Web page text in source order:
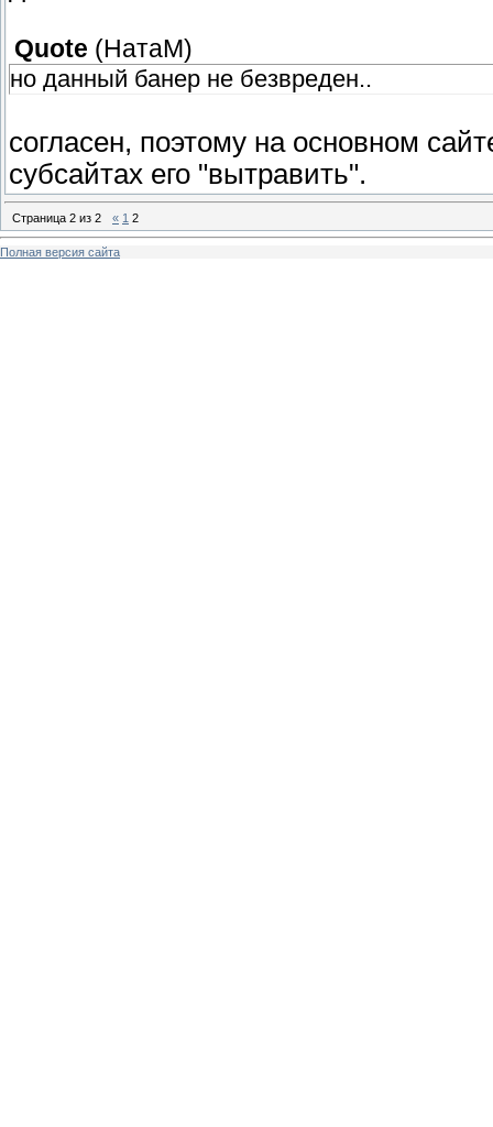
Quote ( НатаМ)
но данный банер не безвреден..
согласен, поэтому на основном
субсайтах его "вытравить".
Страница 2 из 2 « 1 2
Полная версия сайта